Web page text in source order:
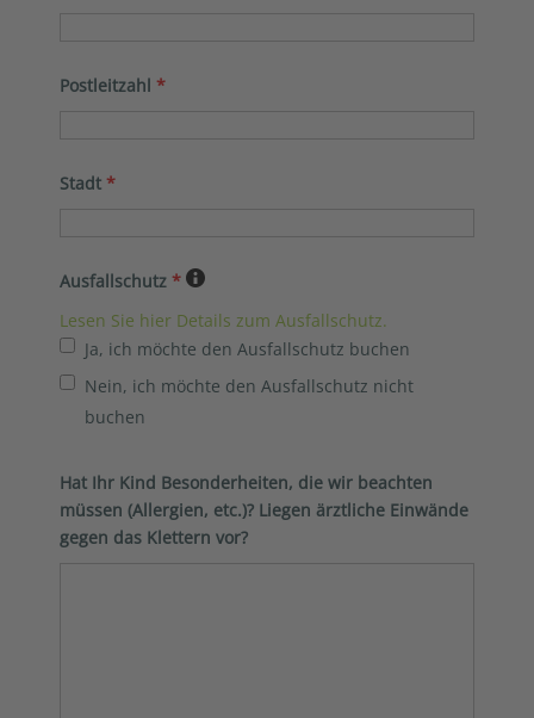
Postleitzahl *
Stadt *
Ausfallschutz *
Ja, ich möchte den Ausfallschutz buchen
Nein, ich möchte den Ausfallschutz nicht
buchen
Lesen Sie hier Details zum Ausfallschutz.
Hat Ihr Kind Besonderheiten, die wir beachten
müssen (Allergien, etc.)? Liegen ärztliche Einwände
gegen das Klettern vor?